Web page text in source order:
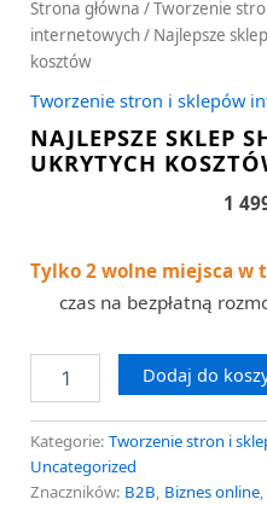
Strona główna /Tworzenie
internetowych/ Najlepsze
kosztów
Tworzenie stron i sklepów
NAJLEPSZE SKLEP
UKRYTYCH
1
Tylko 2 wolne miejsca w
czas na bezpłatną
Dodaj do
Kategorie: Tworzenie stron i
Uncategorized
Znaczników: B2B, Biznes online,